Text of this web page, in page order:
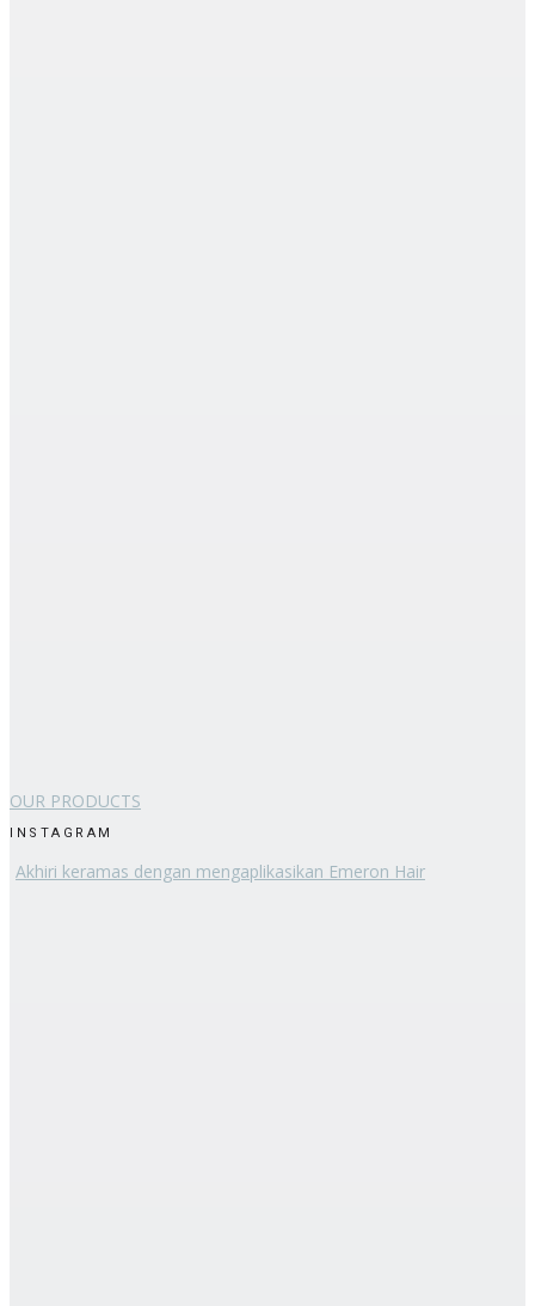
OUR PRODUCTS
INSTAGRAM
Akhiri keramas dengan mengaplikasikan Emeron Hair